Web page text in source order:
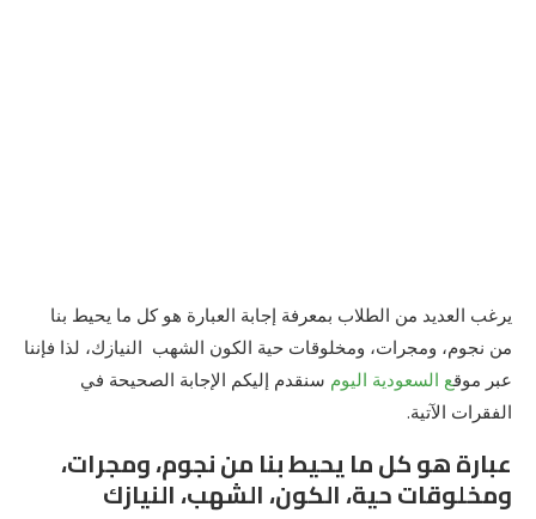
يرغب العديد من الطلاب بمعرفة إجابة العبارة هو كل ما يحيط بنا
من نجوم، ومجرات، ومخلوقات حية الكون الشهب النيازك، لذا فإننا
عبر موقع السعودية اليوم سنقدم إليكم الإجابة الصحيحة في
الفقرات الآتية.
عبارة هو كل ما يحيط بنا من نجوم، ومجرات،
ومخلوقات حية، الكون، الشهب، النيازك